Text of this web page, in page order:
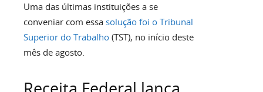
Uma das últimas instituições a se
conveniar com essa solução foi o Tribunal
Superior do Trabalho (TST), no início deste
mês de agosto.